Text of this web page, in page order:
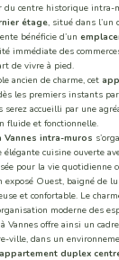
du centre historique intra-
étage, situé dans l’un
bénéficie d’un
immédiate des
de vivre à pied.
ancien de charme, cet
les premiers instants
serez accueilli par une
fluide et fonctionnelle.
Vannes intra-muros
cuisine ouverte
pour la vie quotidienne
exposé Ouest, baigné de
et confortable. Le
moderne des
Vannes offre ainsi un
ville, dans un
appartement duplex